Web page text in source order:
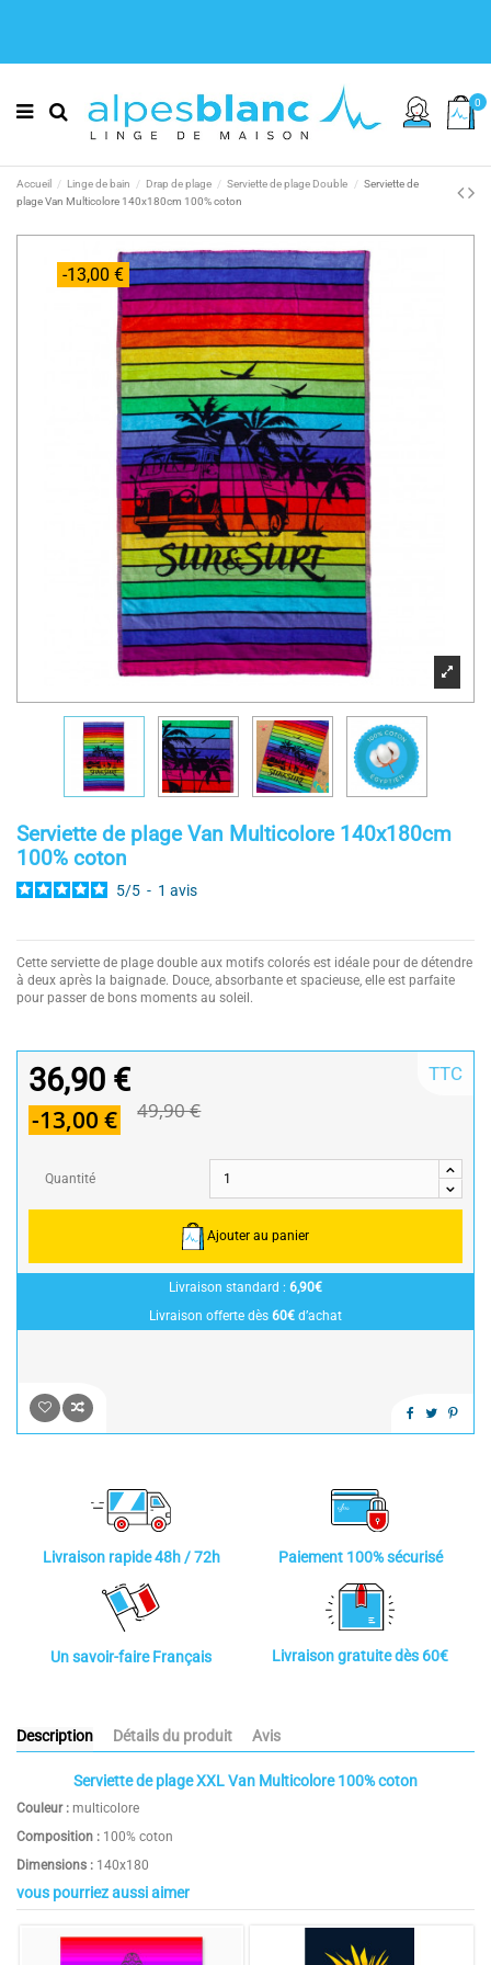
0
Accueil Linge de bain Drap de plage Serviette de plage Double
Serviette de
plage Van Multicolore 140x180cm 100% coton
-13,00 €
Serviette de plage Van Multicolore 140x180cm
100% coton
5/5 - 1 avis
Cette serviette de plage double aux motifs colorés est idéale pour de détendre
à deux après la baignade. Douce, absorbante et spacieuse, elle est parfaite
pour passer de bons moments au soleil.
36,90 €
-13,00 € 49,90 €
TTC
Quantité
Ajouter au panier
Livraison standard : 6,90€
Livraison offerte dès 60€ d’achat
Livraison rapide 48h / 72h Paiement 100% sécurisé
Un savoir-faire Français Livraison gratuite dès 60€
Description Détails du produit Avis
Serviette de plage XXL Van Multicolore 100% coton
Couleur : multicolore
Composition : 100% coton
Dimensions : 140x180
Composition 100% coton
Dimension (en cm) 5
vous pourriez aussi aimer